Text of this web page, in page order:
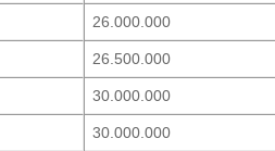
26.000.000
26.500.000
30.000.000
30.000.000